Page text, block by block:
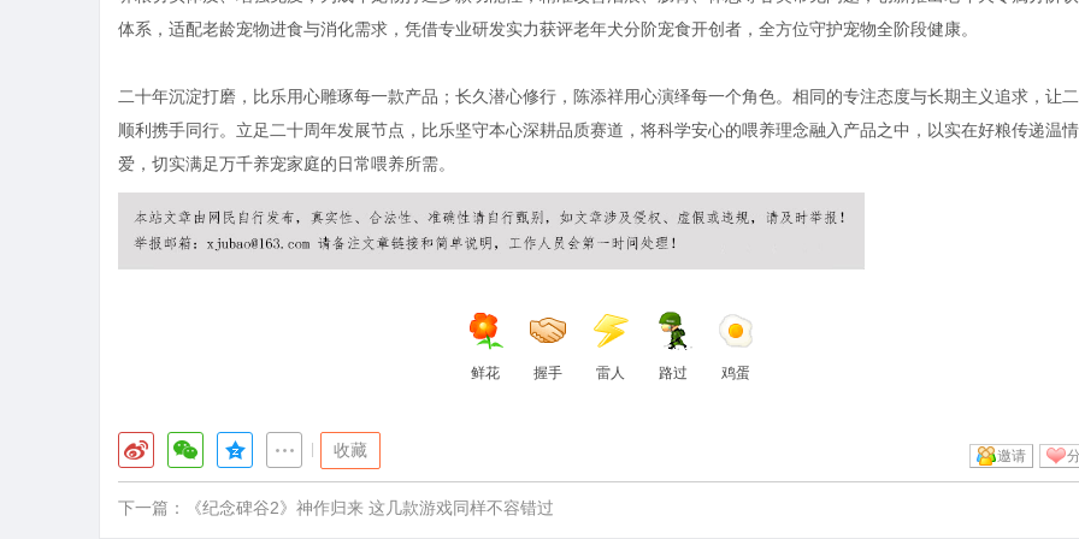
体系，适配老龄宠物进食与消化需求，凭借专业研发实力获评老年犬分阶宠食开创者，全方位守护宠物全阶段健康。
二十年沉淀打磨，比乐用心雕琢每一款产品；长久潜心修行，陈添祥用心演绎每一个角色。相同的专注态度与长期主义追求，让
顺利携手同行。立足二十周年发展节点，比乐坚守本心深耕品质赛道，将科学安心的喂养理念融入产品之中，以实在好粮传递温
爱，切实满足万千养宠家庭的日常喂养所需。
鲜花 握手 雷人 路过 鸡蛋
收藏 邀请
下一篇： 《纪念碑谷2》神作归来 这几款游戏同样不容错过